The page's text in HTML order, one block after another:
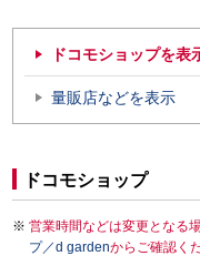
ドコモショップを表
量販店などを表示
ドコモショップ
営業時間などは変更となる
プ／d gardenからご確認く